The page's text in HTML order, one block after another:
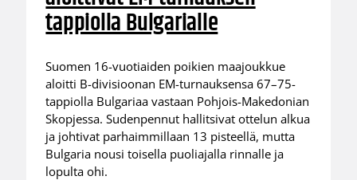
tappiolla Bulgarialle
Suomen 16-vuotiaiden poikien maajoukkue
aloitti B-divisioonan EM-turnauksensa 67–75-
tappiolla Bulgariaa vastaan Pohjois-Makedonian
Skopjessa. Sudenpennut hallitsivat ottelun alkua
ja johtivat parhaimmillaan 13 pisteellä, mutta
Bulgaria nousi toisella puoliajalla rinnalle ja
lopulta ohi.